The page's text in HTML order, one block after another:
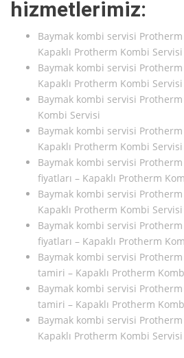
hizmetlerimiz:
Baymak kombi servisi
Kapaklı Protherm Kombi Servisi
Baymak kombi servisi
Kapaklı Protherm Kombi Servisi
Baymak kombi servisi
Kombi Servisi
Baymak kombi servisi
Kapaklı Protherm Kombi Servisi
Baymak kombi servisi
fiyatları – Kapaklı Protherm
Baymak kombi servisi
Kapaklı Protherm Kombi Servisi
Baymak kombi servisi
fiyatları – Kapaklı Protherm
Baymak kombi servisi
tamiri – Kapaklı Protherm
Baymak kombi servisi
tamiri – Kapaklı Protherm
Baymak kombi servisi
Kapaklı Protherm Kombi Servisi